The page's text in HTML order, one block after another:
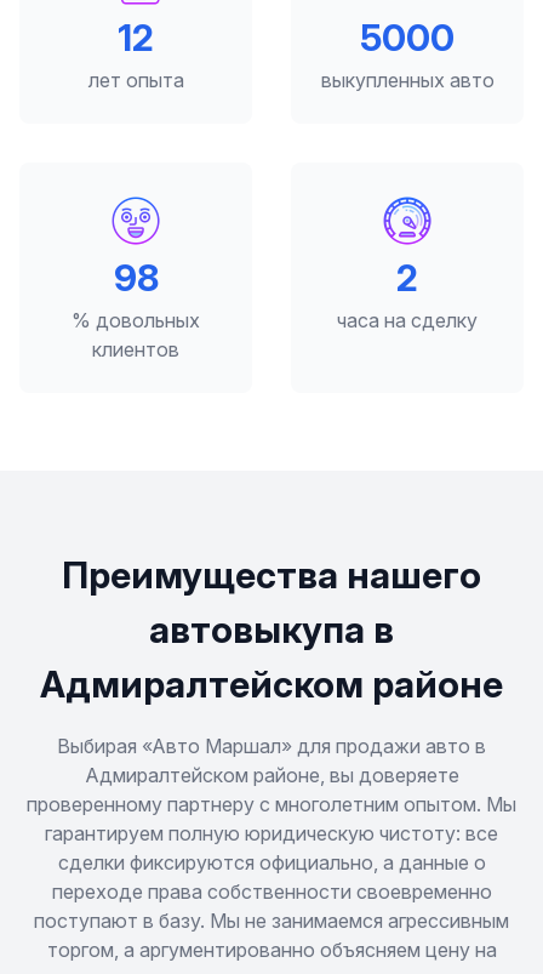
12
лет опыта
5000
выкупленных авто
98
% довольных
клиентов
2
часа на сделку
Преимущества нашего
автовыкупа в
Адмиралтейском районе
Выбирая «Авто Маршал» для продажи авто в
Адмиралтейском районе, вы доверяете
проверенному партнеру с многолетним опытом. Мы
гарантируем полную юридическую чистоту: все
сделки фиксируются официально, а данные о
переходе права собственности своевременно
поступают в базу. Мы не занимаемся агрессивным
торгом, а аргументированно объясняем цену на